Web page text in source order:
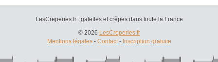
LesCreperies.fr : galettes et crêpes dans toute la France
© 2026 LesCreperies.fr
Mentions légales- Contact- Inscription gratuite